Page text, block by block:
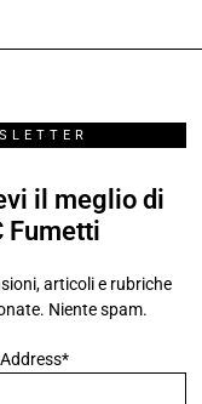
il meglio di
Fumetti
articoli e rubriche
Niente spam.